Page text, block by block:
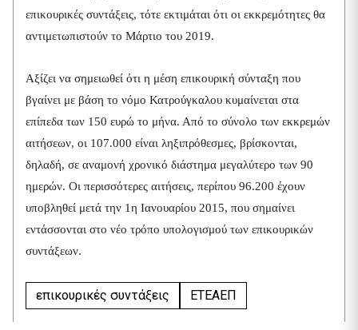
επικουρικές συντάξεις, τότε εκτιμάται ότι οι εκκρεμότητες θα
αντιμετωπιστούν το Μάρτιο του 2019.
Αξίζει να σημειωθεί ότι η μέση επικουρική σύνταξη που
βγαίνει με βάση το νόμο Κατρούγκαλου κυμαίνεται στα
επίπεδα των 150 ευρώ το μήνα. Από το σύνολο των εκκρεμών
αιτήσεων, οι 107.000 είναι ληξιπρόθεσμες, βρίσκονται,
δηλαδή, σε αναμονή χρονικό διάστημα μεγαλύτερο των 90
ημερών. Οι περισσότερες αιτήσεις, περίπου 96.200 έχουν
υποβληθεί μετά την 1η Ιανουαρίου 2015, που σημαίνει
εντάσσονται στο νέο τρόπο υπολογισμού των επικουρικών
συντάξεων.
επικουρικές συντάξεις ΕΤΕΑΕΠ